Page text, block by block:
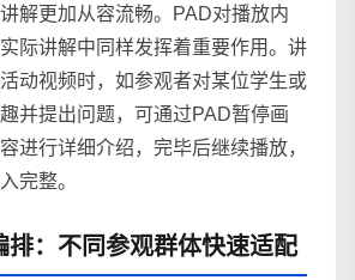
解更加从容流畅。PAD对播放内
际讲解中同样发挥着重要作用。讲
动视频时，如参观者对某位学生或
并提出问题，可通过PAD暂停画
进行详细介绍，完毕后继续播放，
完整。
排：不同参观群体快速适配